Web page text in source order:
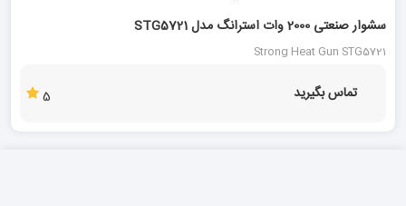
15 %
سشوار صنعتی 2000 وات استرانگ مدل STG5721
Strong Heat Gun STG5721
تماس بگیرید 5